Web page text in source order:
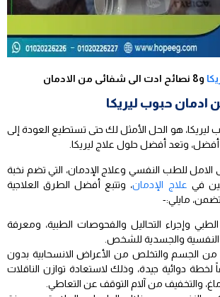
و8 نصائح ادت الى شفائى من الادمان
ادمان حبوب ليريكا
هو الحل الأمثل لك حتى تستطيع العودة إلى
وتعد أفضل حلول علاج ليريكا.
للطب النفسي وعلاج الإدمان، التي تضم نخبة
في علاج الإدمان، وتتبع أفضل الطرق العلاجية
مايلي:-
وإجراء التحاليل والفحوصات الطبية، ومعرفة
النفسية والجسدية للشخص.
الجسم والتخلص من الأعراض الانسحابية بدون
لخطة دوائية جيدة، وذلك لاستعادة توازن الناقلات
والتخفيف من آلام التوقف عن التعاطي.